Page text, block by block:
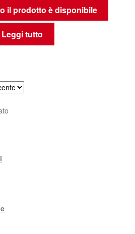
il prodotto è disponibile
Leggi tutto